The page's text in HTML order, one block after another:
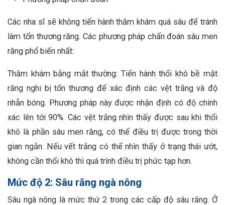
Các nha sĩ sẽ không tiến hành thăm khám quá sâu để tránh
làm tổn thương răng. Các phương pháp chẩn đoán sâu men
răng phổ biến nhất:
Thăm khám bằng mắt thường: Tiến hành thổi khô bề mặt
răng nghi bị tổn thương để xác định các vệt trắng và độ
nhẵn bóng. Phương pháp này được nhận định có độ chính
xác lên tới 90%. Các vệt trắng nhìn thấy được sau khi thổi
khô là phần sâu men răng, có thể điều trị được trong thời
gian ngắn. Nếu vết trắng có thể nhìn thấy ở trạng thái ướt,
không cần thổi khô thì quá trình điều trị phức tạp hơn.
Mức độ 2: Sâu răng ngà nông
Sâu ngà nông là mức thứ 2 trong các cấp độ sâu răng. Ở